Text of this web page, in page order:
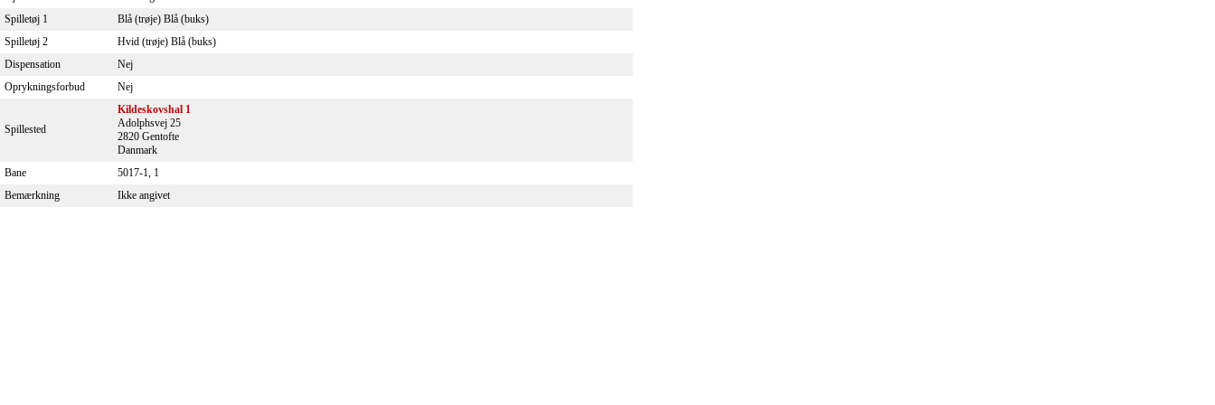
Spilletøj 1
Blå (trøje) Blå (buks)
Spilletøj 2
Hvid (trøje) Blå (buks)
Dispensation
Nej
Oprykningsforbud
Nej
Spillested
Kildeskovshal 1
Adolphsvej 25
2820 Gentofte
Danmark
Bane
5017-1, 1
Bemærkning
Ikke angivet